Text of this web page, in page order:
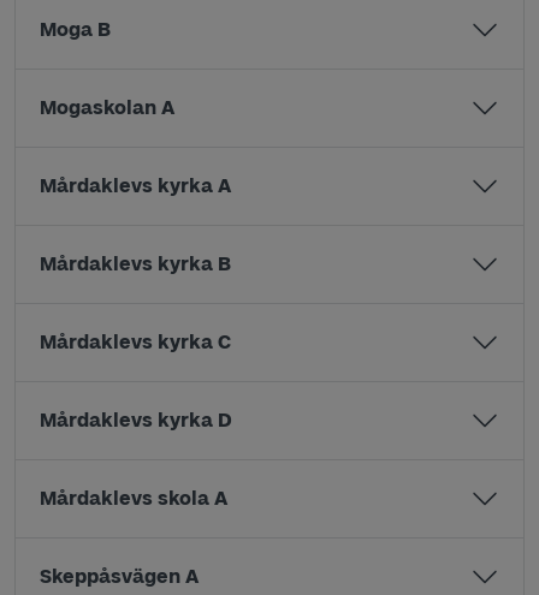
Moga B
Mogaskolan A
Mårdaklevs kyrka A
Mårdaklevs kyrka B
Mårdaklevs kyrka C
Mårdaklevs kyrka D
Mårdaklevs skola A
Skeppåsvägen A